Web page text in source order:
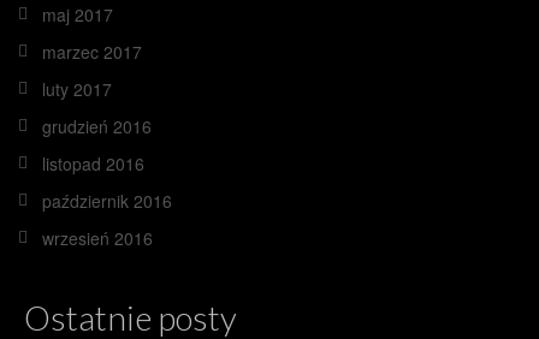
maj 2017
marzec 2017
luty 2017
grudzień 2016
listopad 2016
październik 2016
wrzesień 2016
Ostatnie posty